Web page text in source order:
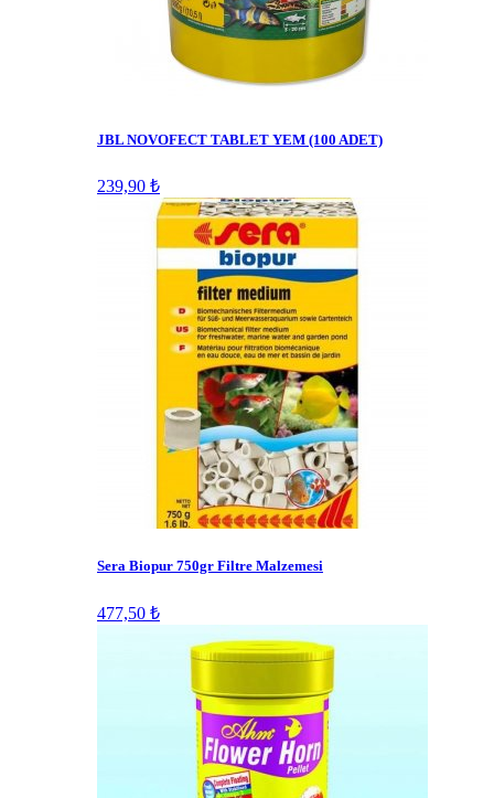
JBL NOVOFECT TABLET YEM (100 ADET)
239,90 ₺
Sera Biopur 750gr Filtre Malzemesi
477,50 ₺